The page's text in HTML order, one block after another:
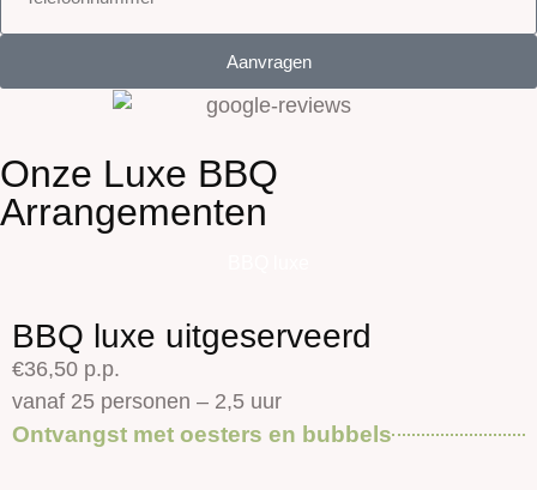
Aanvragen
Onze Luxe BBQ
Arrangementen
BBQ luxe uitgeserveerd
€36,50 p.p.
vanaf 25 personen – 2,5 uur
Ontvangst met oesters en bubbels